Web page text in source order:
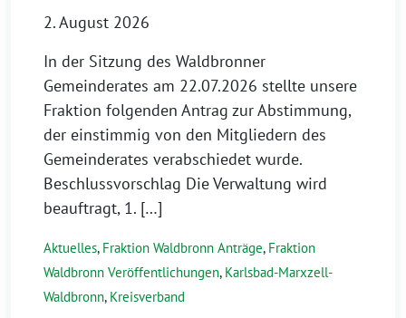
2. August 2026
In der Sitzung des Waldbronner
Gemeinderates am 22.07.2026 stellte unsere
Fraktion folgenden Antrag zur Abstimmung,
der einstimmig von den Mitgliedern des
Gemeinderates verabschiedet wurde.
Beschlussvorschlag Die Verwaltung wird
beauftragt, 1. […]
Aktuelles, Fraktion Waldbronn Anträge, Fraktion
Waldbronn Veröffentlichungen, Karlsbad-Marxzell-
Waldbronn, Kreisverband